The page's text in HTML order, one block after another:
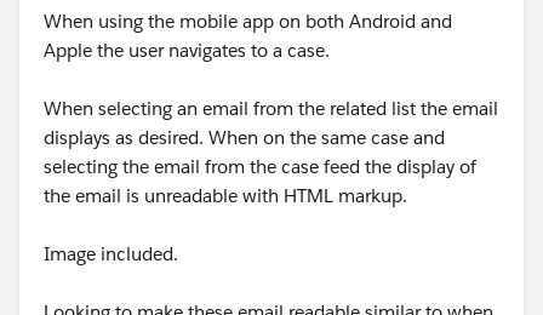
When using the mobile app on both Android and
Apple the user navigates to a case.
When selecting an email from the related list the email
displays as desired. When on the same case and
selecting the email from the case feed the display of
the email is unreadable with HTML markup.
Image included.